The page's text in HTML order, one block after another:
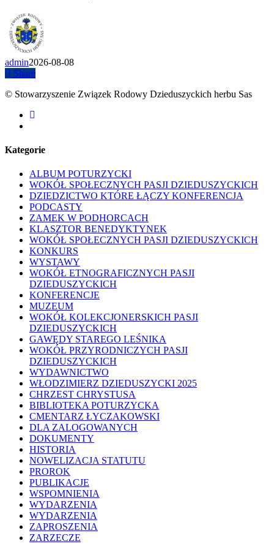
admin2026-08-08
Share
© Stowarzyszenie Związek Rodowy Dzieduszyckich herbu Sas
facebook
Kategorie
ALBUM POTURZYCKI
WOKÓŁ SPOŁECZNYCH PASJI DZIEDUSZYCKICH
DZIEDZICTWO KTÓRE ŁĄCZY KONFERENCJA
PODCASTY
ZAMEK W PODHORCACH
KLASZTOR BENEDYKTYNEK
WOKÓŁ SPOŁECZNYCH PASJI DZIEDUSZYCKICH
KONKURS
WYSTAWY
WOKÓŁ ETNOGRAFICZNYCH PASJI
DZIEDUSZYCKICH
KONFERENCJE
MUZEUM
WOKÓŁ KOLEKCJONERSKICH PASJI
DZIEDUSZYCKICH
GAWĘDY STAREGO LEŚNIKA
WOKÓŁ PRZYRODNICZYCH PASJI
DZIEDUSZYCKICH
WYDAWNICTWO
WŁODZIMIERZ DZIEDUSZYCKI 2025
CHRZEST CHRYSTUSA
BIBLIOTEKA POTURZYCKA
CMENTARZ ŁYCZAKOWSKI
DLA ZALOGOWANYCH
DOKUMENTY
HISTORIA
NOWELIZACJA STATUTU
PROROK
PUBLIKACJE
WSPOMNIENIA
WYDARZENIA
WYDARZENIA
ZAPROSZENIA
ZARZECZE